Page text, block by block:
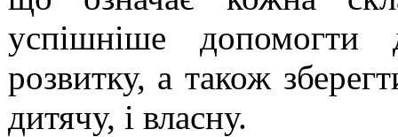
успішніше допомогти
розвитку, а також
дитячу, і власну.